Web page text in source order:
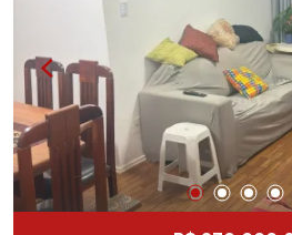
qualidade de vida incomparável. Atuamos
bairros de maior prestígio da
da Boa Vista, Jardim
D`Água, Vila do Golfe, City
Canadá, Guaporé, Ilhas do
Aliança, Boulevard,
América, Alto do Ipê, Jardim
Jardim Califórnia, Quinta da
Paulista, Vila Seixas, Jardim